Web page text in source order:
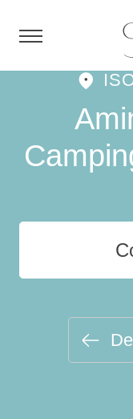
Campeggi